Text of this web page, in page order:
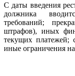
С даты введения
должника
требований;
штрафов), иных
текущих платежей;
иные ограничения